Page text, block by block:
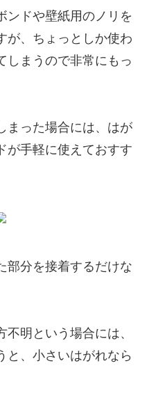
ンドや壁紙用のノリを
が、ちょっとしか使わ
しまうので非常にもっ
まった場合には、はが
が手軽に使えておすす
部分を接着するだけな
明という場合には、
と、小さいはがれなら